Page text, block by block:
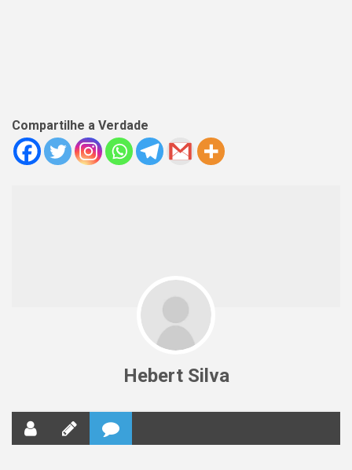
Compartilhe a Verdade
Hebert Silva